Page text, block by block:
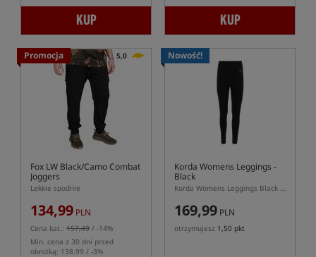
KUP KUP
Promocja 5,0
Fox LW Black/Camo Combat
Joggers
Lekkie spodnie
134,99 PLN
Cena kat.: 157,49 / -14%
Min. cena z 30 dni przed
obniżką: 138.99 / -3%
Nowość!
Korda Womens Leggings -
Black
Korda Womens Leggings Black – damskie legginsy karpiowe z kieszenią boczną
169,99 PLN
otrzymujesz 1,50 pkt